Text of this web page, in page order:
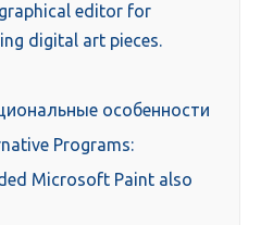
editor for
digital art pieces.
особенности
Programs:
Microsoft Paint also